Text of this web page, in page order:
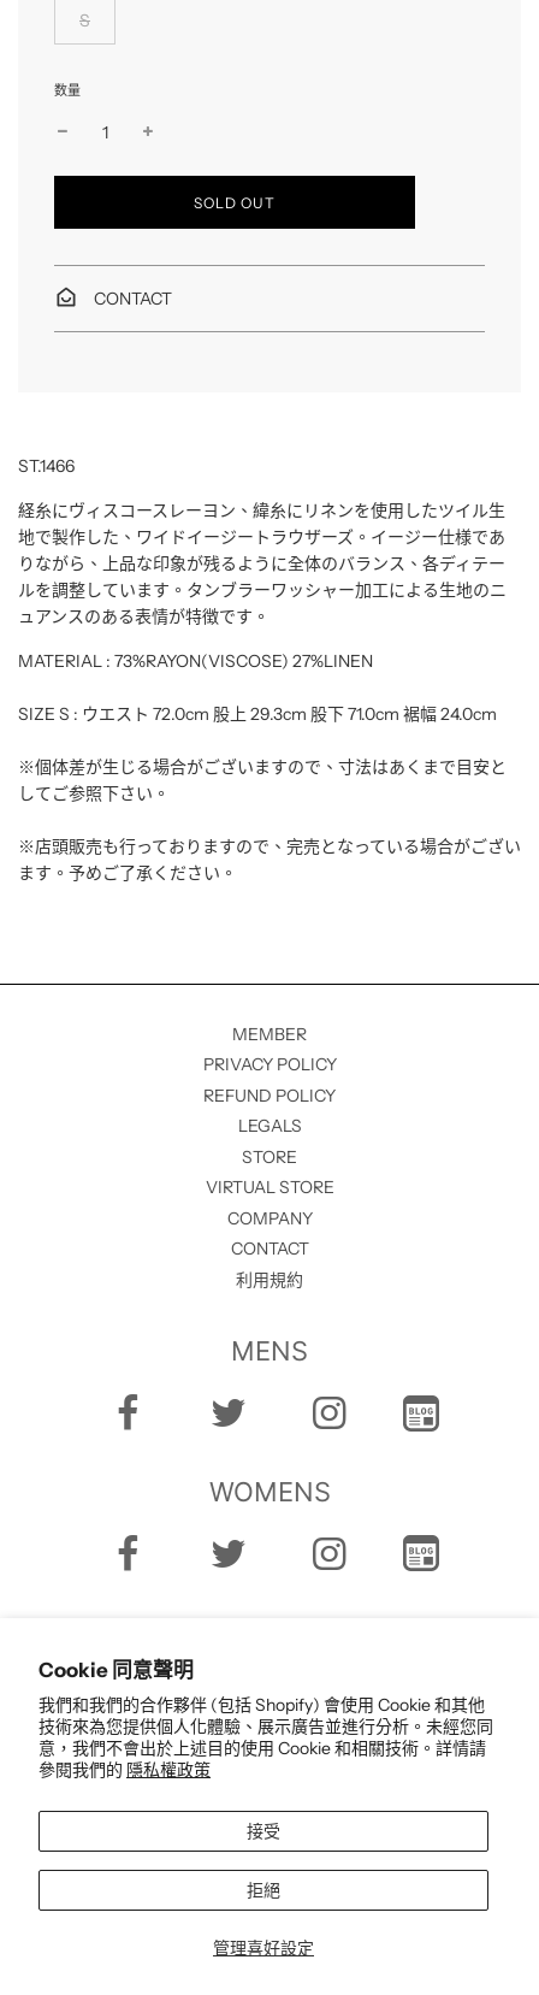
Cookie 同意聲明
我們和我們的合作夥伴 (包括 Shopify) 會使用 Cookie 和其他
技術來為您提供個人化體驗、展示廣告並進行分析。未經您同
意，我們不會出於上述目的使用 Cookie 和相關技術。詳情請
參閱我們的 隱私權政策
管理喜好設定
接受
拒絕
S
数量
読
み
SOLD OUT
CONTACT
ST.1466
経糸にヴィスコースレーヨン、緯糸にリネンを使用したツイル生
地で製作した、ワイドイージートラウザーズ。 イージー仕様であ
りながら、上品な印象が残るように全体のバランス、各ディテー
ルを調整しています。 タンブラーワッシャー加工による生地のニ
ュアンスのある表情が特徴です。
MATERIAL : 73%RAYON(VISCOSE) 27%LINEN
SIZE S : ウエスト 72.0cm 股上 29.3cm 股下 71.0cm 裾幅 24.0cm
※個体差が生じる場合がございますので、寸法はあくまで目安と
してご参照下さい。
※店頭販売も行っておりますので、完売となっている場合がござい
ます。予めご了承ください。
MEMBER
PRIVACY POLICY
REFUND POLICY
LEGALS
STORE
VIRTUAL STORE
COMPANY
CONTACT
利用規約
MENS
WOMENS
繁體中文
rights reserved.